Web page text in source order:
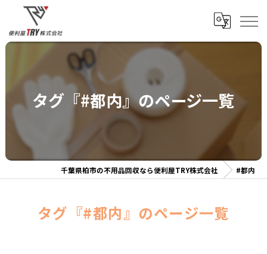
タグ『#都内』のページ一覧
千葉県柏市の不用品回収なら便利屋TRY株式会社 #都内
タグ『#都内』のページ一覧